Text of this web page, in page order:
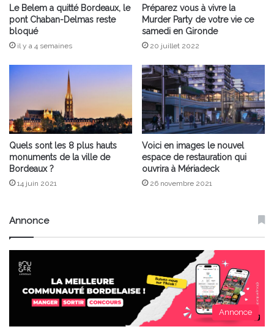
Le Belem a quitté Bordeaux, le
pont Chaban-Delmas reste
bloqué
il y a 4 semaines
Préparez vous à vivre la
Murder Party de votre vie ce
samedi en Gironde
20 juillet 2022
Quels sont les 8 plus hauts
monuments de la ville de
Bordeaux ?
14 juin 2021
Voici en images le nouvel
espace de restauration qui
ouvrira à Mériadeck
26 novembre 2021
Annonce
Annonce